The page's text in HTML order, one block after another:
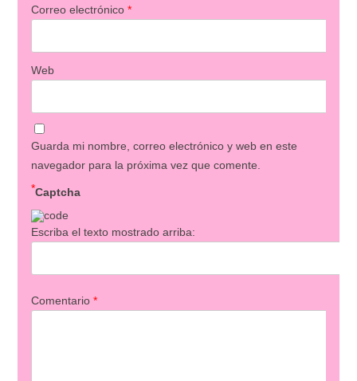
Correo electrónico *
Web
Guarda mi nombre, correo electrónico y web en este
navegador para la próxima vez que comente.
Captcha
*
Escriba el texto mostrado arriba:
Comentario *